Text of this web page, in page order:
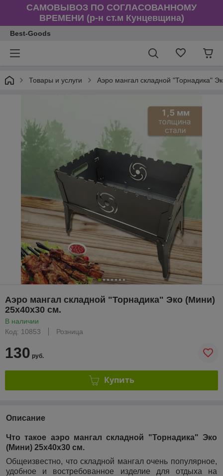
САМОВЫВОЗ ПО СОГЛАСОВАННОМУ
ВРЕМЕНИ (р-н ст.м Кунцевщина)
Best-Goods
Товары и услуги Аэро мангал складной "Торнадика"
Аэро мангал складной "Торнадика" Эко (Мини)
25х40х30 см.
В наличии
Код: 10853
Розница
130 руб.
Купить
Описание
Что такое аэро мангал складной "Торнадика" Эко
(Мини) 25х40х30 см.
Общеизвестно, что складной мангал очень популярное,
удобное и востребованное изделие для отдыха на